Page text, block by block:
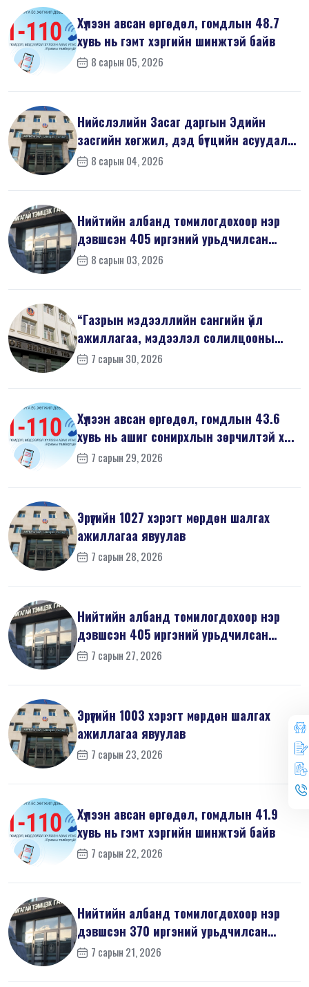
Хүлээн авсан өргөдөл, гомдлын 48.7
хувь нь гэмт хэргийн шинжтэй байв
8 сарын 05, 2026
Нийслэлийн Засаг даргын Эдийн
засгийн хөгжил, дэд бүтцийн асуудал
хари...
8 сарын 04, 2026
Нийтийн албанд томилогдохоор нэр
дэвшсэн 405 иргэний урьдчилсан
мэдүүл...
8 сарын 03, 2026
“Газрын мэдээллийн сангийн үйл
ажиллагаа, мэдээлэл солилцооны
журам”-...
7 сарын 30, 2026
Хүлээн авсан өргөдөл, гомдлын 43.6
хувь нь ашиг сонирхлын зөрчилтэй х...
7 сарын 29, 2026
Эрүүгийн 1027 хэрэгт мөрдөн шалгах
ажиллагаа явуулав
7 сарын 28, 2026
Нийтийн албанд томилогдохоор нэр
дэвшсэн 405 иргэний урьдчилсан
мэдүүл...
7 сарын 27, 2026
Эрүүгийн 1003 хэрэгт мөрдөн шалгах
ажиллагаа явуулав
7 сарын 23, 2026
Хүлээн авсан өргөдөл, гомдлын 41.9
хувь нь гэмт хэргийн шинжтэй байв
7 сарын 22, 2026
Нийтийн албанд томилогдохоор нэр
дэвшсэн 370 иргэний урьдчилсан
мэдүүл...
7 сарын 21, 2026